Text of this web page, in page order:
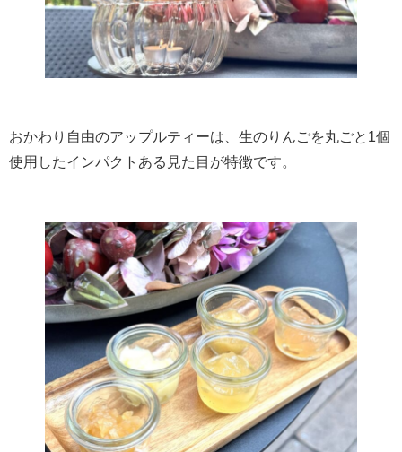
おかわり自由のアップルティーは、生のりんごを丸ごと1個
使用したインパクトある見た目が特徴です。